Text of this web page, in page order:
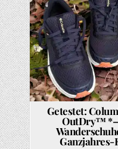
Getestet:
OutDry™ *–
Ganzjahres-